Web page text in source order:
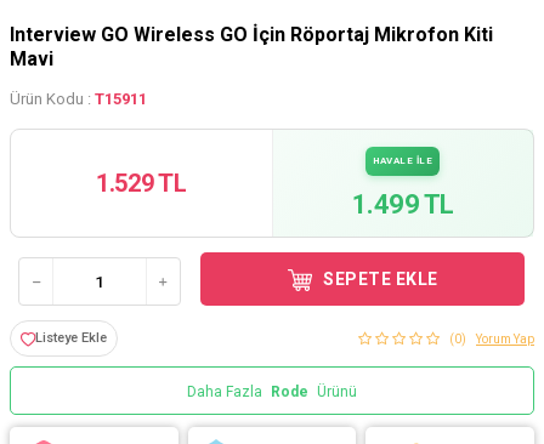
Interview GO Wireless GO İçin Röportaj Mikrofon Kiti
Mavi
Ürün Kodu : T15911
1.529 TL
HAVALE İLE
1.499 TL
SEPETE EKLE
Listeye Ekle (0) Yorum Yap
Daha Fazla Rode Ürünü